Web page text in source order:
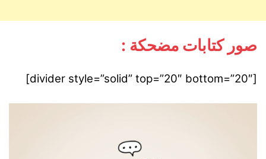
صور كتابات مضحكة :
[divider style=”solid” top=”20″ bottom=”20″]